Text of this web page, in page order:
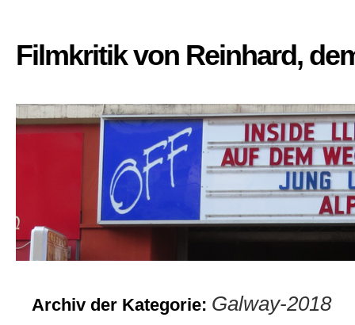
Filmkritik von Reinhard,
Archiv der Kategorie: Galway-2018